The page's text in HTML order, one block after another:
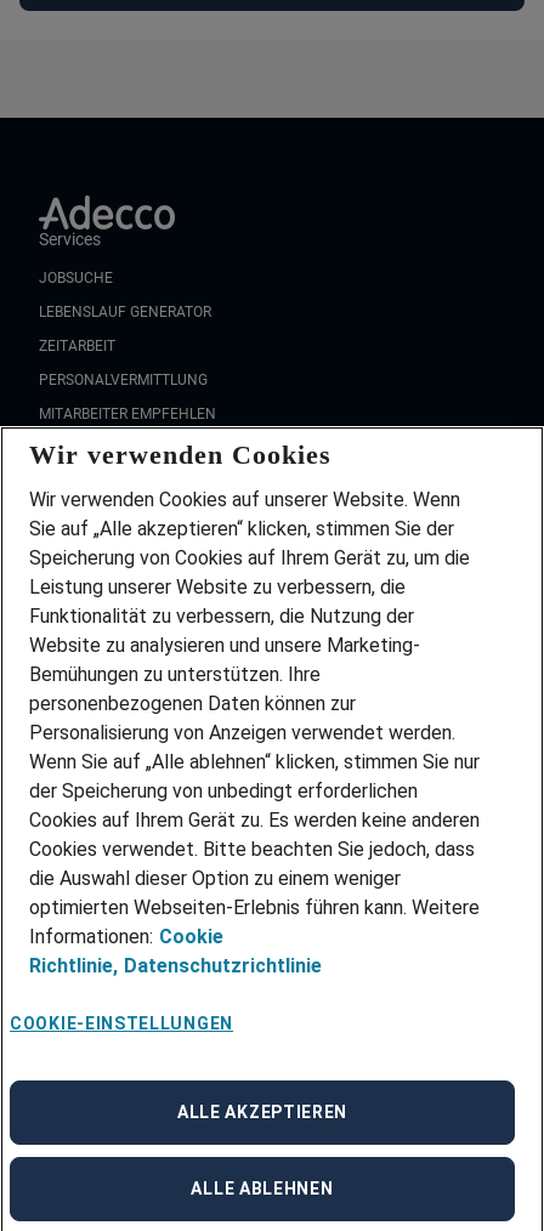
Services
JOBSUCHE
LEBENSLAUF GENERATOR
ZEITARBEIT
PERSONALVERMITTLUNG
MITARBEITER EMPFEHLEN
FAQ
Wir stellen ein!
DEINE BERUFSGRUPPE
DEINE LEBENSSITUATION
PARTNERSHIP WITH AIRBUS
INITIATIV BEWERBEN
ÜBER UNS
STANDORTE
BLOG
PRESSE
KONTAKT
@Adecco 2026
IMPRESSUM
DATENSCHUTZ
NUTZUNGSBEDINGUNGEN
COOKIE-RICHTLINIEN
BESCHWERDESTELLE
linkedinFacebook
Instagram
Wir verwenden Cookies
Wir verwenden Cookies auf unserer Website. Wenn
Sie auf „Alle akzeptieren“ klicken, stimmen Sie der
Speicherung von Cookies auf Ihrem Gerät zu, um die
Leistung unserer Website zu verbessern, die
Funktionalität zu verbessern, die Nutzung der
Website zu analysieren und unsere Marketing-
Bemühungen zu unterstützen. Ihre
personenbezogenen Daten können zur
Personalisierung von Anzeigen verwendet werden.
Wenn Sie auf „Alle ablehnen“ klicken, stimmen Sie nur
der Speicherung von unbedingt erforderlichen
Cookies auf Ihrem Gerät zu. Es werden keine anderen
Cookies verwendet. Bitte beachten Sie jedoch, dass
die Auswahl dieser Option zu einem weniger
optimierten Webseiten-Erlebnis führen kann. Weitere
Informationen: Cookie
Richtlinie, Datenschutzrichtlinie
COOKIE-EINSTELLUNGEN
ALLE ABLEHNEN
ALLE AKZEPTIEREN